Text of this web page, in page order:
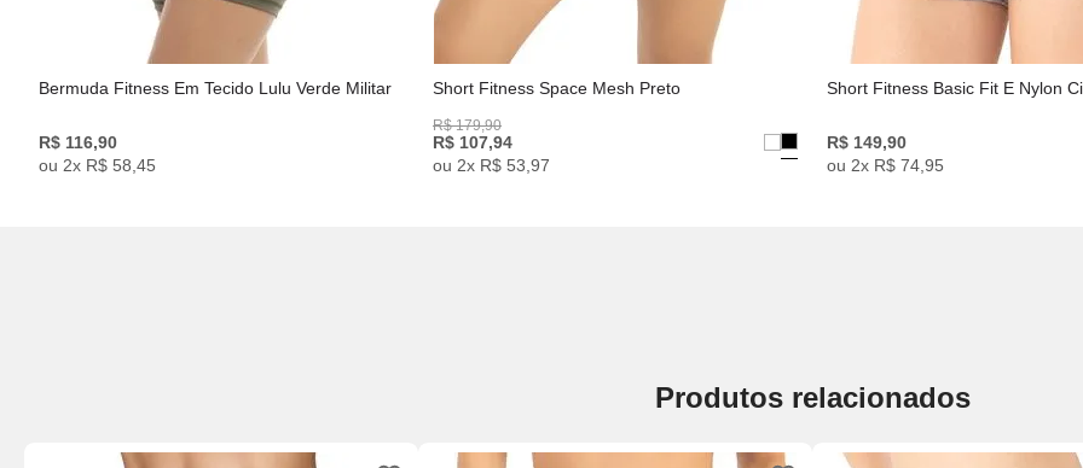
Bermuda Fitness Em Tecido Lulu Verde Militar
R$ 116,90
ou 2x R$ 58 45
Short Fitness Space Mesh Preto
R$ 179,90
R$ 107,94
ou 2x R$ 53 97
Short Fitness Basic Fit E Nylon
R$ 149,90
ou 2x R$ 74 95
Produtos relacionados